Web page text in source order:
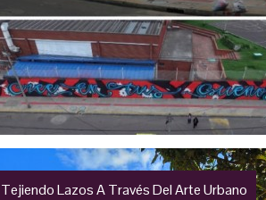
Tejiendo Lazos A Través Del Arte Urbano